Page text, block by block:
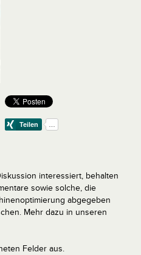
interessiert, behalten
sowie solche, die
abgegeben
Mehr dazu in unseren
Felder aus.